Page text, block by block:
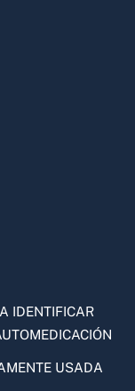
IDENTIFICAR
USADA